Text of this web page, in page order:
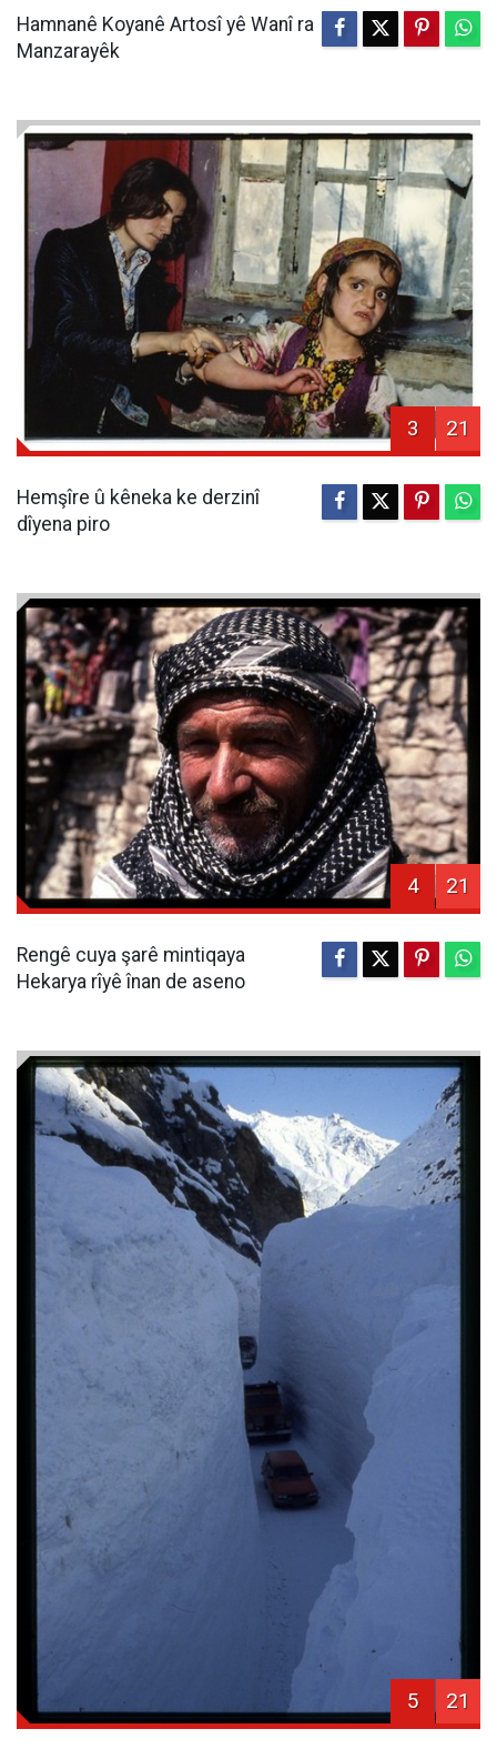
Hamnanê Koyanê Artosî yê Wanî ra
Manzarayêk
3 21
Hemşîre û kêneka ke derzinî
dîyena piro
4 21
Rengê cuya şarê mintiqaya
Hekarya rîyê înan de aseno
5 21